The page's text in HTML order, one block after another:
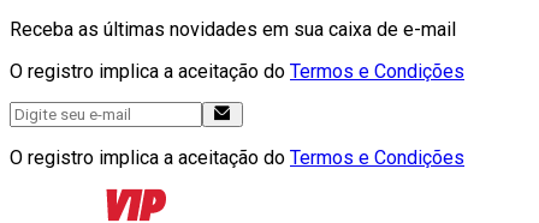
Receba as últimas novidades em sua caixa de e-mail
O registro implica a aceitação do Termos e Condições
O registro implica a aceitação do Termos e Condições